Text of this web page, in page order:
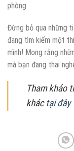
phòng
Đừng bỏ qua những
đang tìm kiếm một
mình! Mong rằng
mà bạn đang thai
Tham khảo
khác tại đây